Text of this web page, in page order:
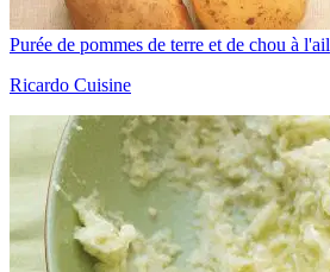
Purée de pommes de terre et de chou à l'ail
Ricardo Cuisine